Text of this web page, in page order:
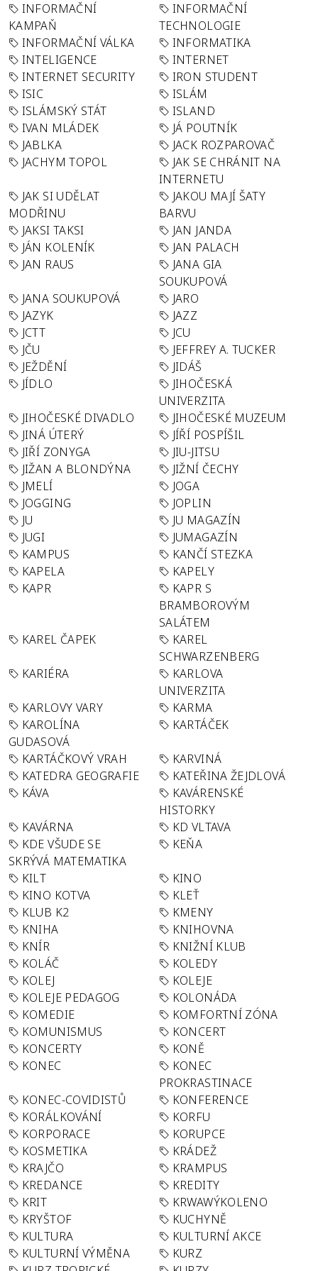
INFORMAČNÍ
KAMPAŇ
INFORMAČNÍ
TECHNOLOGIE
INFORMAČNÍ VÁLKA
INFORMATIKA
INTELIGENCE
INTERNET
INTERNET SECURITY
IRON STUDENT
ISIC
ISLÁM
ISLÁMSKÝ STÁT
ISLAND
IVAN MLÁDEK
JÁ POUTNÍK
JABLKA
JACK ROZPAROVAČ
JACHYM TOPOL
JAK SE CHRÁNIT NA
INTERNETU
JAK SI UDĚLAT
MODŘINU
JAKOU MAJÍ ŠATY
BARVU
JAKSI TAKSI
JAN JANDA
JÁN KOLENÍK
JAN PALACH
JAN RAUS
JANA GIA
SOUKUPOVÁ
JANA SOUKUPOVÁ
JARO
JAZYK
JAZZ
JCTT
JCU
JČU
JEFFREY A. TUCKER
JEŽDĚNÍ
JIDÁŠ
JÍDLO
JIHOČESKÁ
UNIVERZITA
JIHOČESKÉ DIVADLO
JIHOČESKÉ MUZEUM
JINÁ ÚTERÝ
JÍŘÍ POSPÍŠIL
JIŘÍ ZONYGA
JIU-JITSU
JIŽAN A BLONDÝNA
JIŽNÍ ČECHY
JMELÍ
JOGA
JOGGING
JOPLIN
JU
JU MAGAZÍN
JUGI
JUMAGAZÍN
KAMPUS
KANČÍ STEZKA
KAPELA
KAPELY
KAPR
KAPR S
BRAMBOROVÝM
SALÁTEM
KAREL ČAPEK
KAREL
SCHWARZENBERG
KARIÉRA
KARLOVA
UNIVERZITA
KARLOVY VARY
KARMA
KAROLÍNA
GUDASOVÁ
KARTÁČEK
KARTÁČKOVÝ VRAH
KARVINÁ
KATEDRA GEOGRAFIE
KATEŘINA ŽEJDLOVÁ
KÁVA
KAVÁRENSKÉ
HISTORKY
KAVÁRNA
KD VLTAVA
KDE VŠUDE SE
SKRÝVÁ MATEMATIKA
KEŇA
KILT
KINO
KINO KOTVA
KLEŤ
KLUB K2
KMENY
KNIHA
KNIHOVNA
KNÍR
KNIŽNÍ KLUB
KOLÁČ
KOLEDY
KOLEJ
KOLEJE
KOLEJE PEDAGOG
KOLONÁDA
KOMEDIE
KOMFORTNÍ ZÓNA
KOMUNISMUS
KONCERT
KONCERTY
KONĚ
KONEC
KONEC
PROKRASTINACE
KONEC-COVIDISTŮ
KONFERENCE
KORÁLKOVÁNÍ
KORFU
KORPORACE
KORUPCE
KOSMETIKA
KRÁDEŽ
KRAJČO
KRAMPUS
KREDANCE
KREDITY
KRIT
KRWAWÝKOLENO
KRYŠTOF
KUCHYNĚ
KULTURA
KULTURNÍ AKCE
KULTURNÍ VÝMĚNA
KURZ